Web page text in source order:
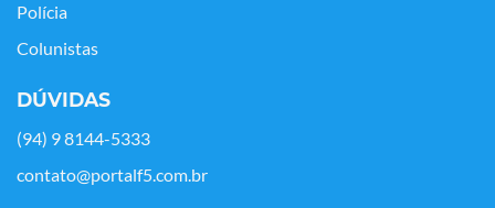
Polícia
Colunistas
DÚVIDAS
(94) 9 8144-5333
contato@portalf5.com.br